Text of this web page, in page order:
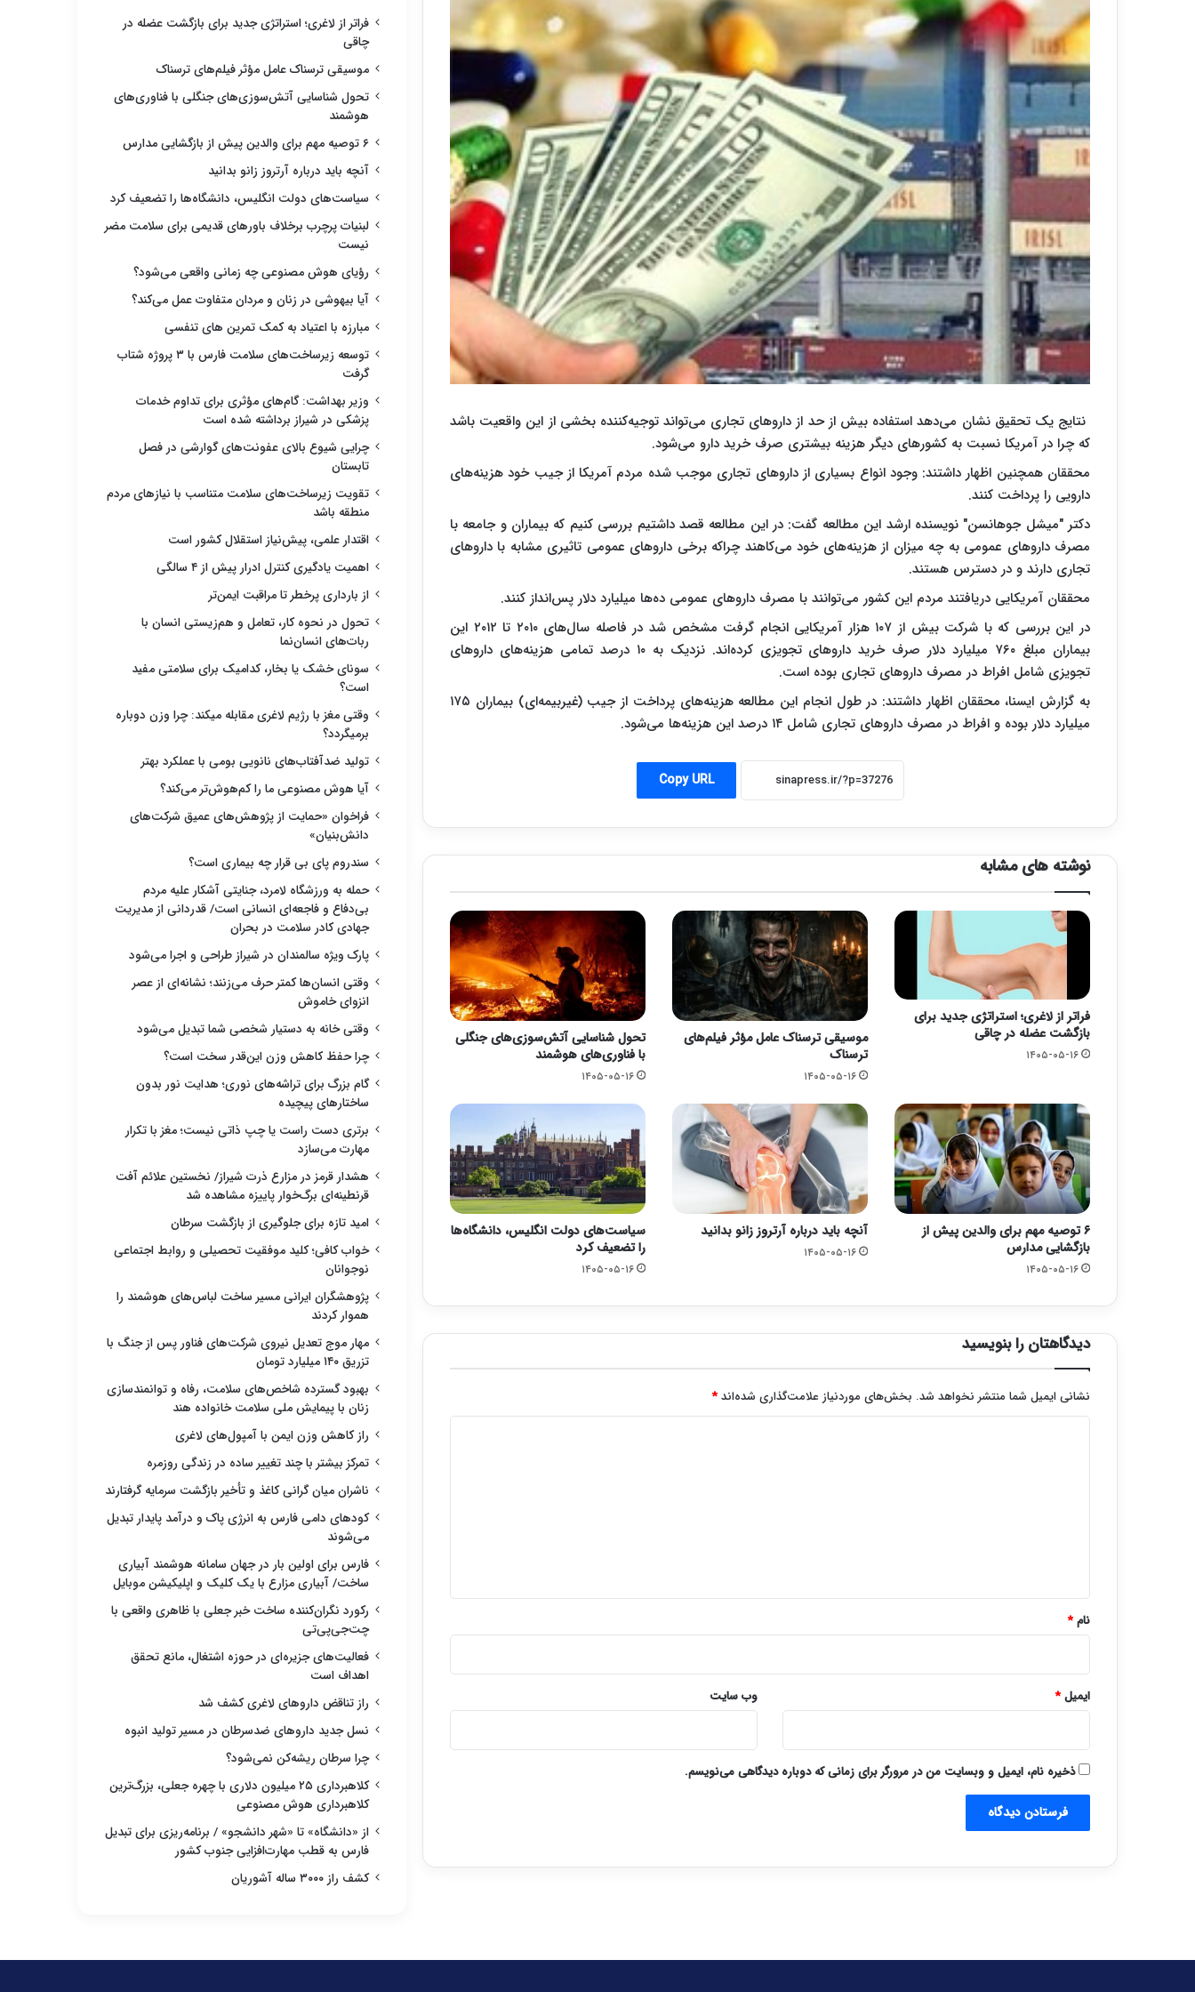
نتایج یک تحقیق نشان می‌دهد استفاده بیش از حد از داروهای تجاری می‌تواند توجیه‌کننده بخشی از این واقعیت باشد
که چرا در آمریکا نسبت به کشورهای دیگر هزینه بیشتری صرف خرید دارو می‌شود.
محققان همچنین اظهار داشتند: وجود انواع بسیاری از داروهای تجاری موجب شده مردم آمریکا از جیب خود هزینه‌های
دارویی را پرداخت کنند.
دکتر "میشل جوهانسن" نویسنده ارشد این مطالعه گفت: در این مطالعه قصد داشتیم بررسی کنیم که بیماران و جامعه با
مصرف داروهای عمومی به چه میزان از هزینه‌های خود می‌کاهند چراکه برخی داروهای عمومی تاثیری مشابه با داروهای
تجاری دارند و در دسترس هستند.
محققان آمریکایی دریافتند مردم این کشور می‌توانند با مصرف داروهای عمومی ده‌ها میلیارد دلار پس‌انداز کنند.
در این بررسی که با شرکت بیش از ۱۰۷ هزار آمریکایی انجام گرفت مشخص شد در فاصله سال‌های ۲۰۱۰ تا ۲۰۱۲ این
بیماران مبلغ ۷۶۰ میلیارد دلار صرف خرید داروهای تجویزی کرده‌اند. نزدیک به ۱۰ درصد تمامی هزینه‌های داروهای
تجویزی شامل افراط در مصرف داروهای تجاری بوده است.
به گزارش ایسنا، محققان اظهار داشتند: در طول انجام این مطالعه هزینه‌های پرداخت از جیب (غیربیمه‌ای) بیماران ۱۷۵
میلیارد دلار بوده و افراط در مصرف داروهای تجاری شامل ۱۴ درصد این هزینه‌ها می‌شود.
Copy URL
نوشته های مشابه
فراتر از لاغری؛ استراتژی جدید برای
بازگشت عضله در چاقی
۱۴۰۵-۰۵-۱۶
موسیقی ترسناک عامل مؤثر فیلم‌های
ترسناک
۱۴۰۵-۰۵-۱۶
تحول شناسایی آتش‌سوزی‌های جنگلی
با فناوری‌های هوشمند
۱۴۰۵-۰۵-۱۶
۶ توصیه مهم برای والدین پیش از
بازگشایی مدارس
۱۴۰۵-۰۵-۱۶
آنچه باید درباره آرتروز زانو بدانید
۱۴۰۵-۰۵-۱۶
سیاست‌های دولت انگلیس، دانشگاه‌ها
را تضعیف کرد
۱۴۰۵-۰۵-۱۶
دیدگاهتان را بنویسید
نشانی ایمیل شما منتشر نخواهد شد. بخش‌های موردنیاز علامت‌گذاری شده‌اند*
نام*
ایمیل* وب‌ سایت
ذخیره نام، ایمیل و وبسایت من در مرورگر برای زمانی که دوباره دیدگاهی می‌نویسم.
فراتر از لاغری؛ استراتژی جدید برای بازگشت عضله در
چاقی
موسیقی ترسناک عامل مؤثر فیلم‌های ترسناک
تحول شناسایی آتش‌سوزی‌های جنگلی با فناوری‌های
هوشمند
۶ توصیه مهم برای والدین پیش از بازگشایی مدارس
آنچه باید درباره آرتروز زانو بدانید
سیاست‌های دولت انگلیس، دانشگاه‌ها را تضعیف کرد
لبنیات پرچرب برخلاف باورهای قدیمی برای سلامت مضر
نیست
رؤیای هوش مصنوعی چه زمانی واقعی می‌شود؟
آیا بیهوشی در زنان و مردان متفاوت عمل می‌کند؟
مبارزه با اعتیاد به کمک تمرین های تنفسی
توسعه زیرساخت‌های سلامت فارس با ۳ پروژه شتاب
گرفت
وزیر بهداشت: گام‌های مؤثری برای تداوم خدمات
پزشکی در شیراز برداشته شده است
چرایی شیوع بالای عفونت‌های گوارشی در فصل
تابستان
تقویت زیرساخت‌های سلامت متناسب با نیازهای مردم
منطقه باشد
اقتدار علمی، پیش‌نیاز استقلال کشور است
اهمیت یادگیری کنترل ادرار پیش از ۴ سالگی
از بارداری پرخطر تا مراقبت ایمن‌تر
تحول در نحوه کار، تعامل و هم‌زیستی انسان با
ربات‌های انسان‌نما
سونای خشک یا بخار، کدامیک برای سلامتی مفید
است؟
وقتی مغز با رژیم لاغری مقابله میکند: چرا وزن دوباره
برمیگردد؟
تولید ضدآفتاب‌های نانویی بومی با عملکرد بهتر
آیا هوش مصنوعی ما را کم‌هوش‌تر می‌کند؟
فراخوان «حمایت از پژوهش‌های عمیق شرکت‌های
دانش‌بنیان»
سندروم پای بی قرار چه بیماری است؟
حمله به ورزشگاه لامرد، جنایتی آشکار علیه مردم
بی‌دفاع و فاجعه‌ای انسانی است/ قدردانی از مدیریت
جهادی کادر سلامت در بحران
پارک ویژه سالمندان در شیراز طراحی و اجرا می‌شود
وقتی انسان‌ها کمتر حرف می‌زنند؛ نشانه‌ای از عصر
انزوای خاموش
وقتی خانه به دستیار شخصی شما تبدیل می‌شود
چرا حفظ کاهش وزن این‌قدر سخت است؟
گام بزرگ برای تراشه‌های نوری؛ هدایت نور بدون
ساختارهای پیچیده
برتری دست راست یا چپ ذاتی نیست؛ مغز با تکرار
مهارت می‌سازد
هشدار قرمز در مزارع ذرت شیراز/ نخستین علائم آفت
قرنطینه‌ای برگ‌خوار پاییزه مشاهده شد
امید تازه برای جلوگیری از بازگشت سرطان
خواب کافی؛ کلید موفقیت تحصیلی و روابط اجتماعی
نوجوانان
پژوهشگران ایرانی مسیر ساخت لباس‌های هوشمند را
هموار کردند
مهار موج تعدیل نیروی شرکت‌های فناور پس از جنگ با
تزریق ۱۴۰ میلیارد تومان
بهبود گسترده شاخص‌های سلامت، رفاه و توانمندسازی
زنان با پیمایش ملی سلامت خانواده هند
راز کاهش وزن ایمن با آمپول‌های لاغری
تمرکز بیشتر با چند تغییر ساده در زندگی روزمره
ناشران میان گرانی کاغذ و تأخیر بازگشت سرمایه گرفتارند
کودهای دامی فارس به انرژی پاک و درآمد پایدار تبدیل
می‌شوند
فارس برای اولین بار در جهان سامانه هوشمند آبیاری
ساخت/ آبیاری مزارع با یک کلیک و اپلیکیشن موبایل
رکورد نگران‌کننده ساخت خبر جعلی با ظاهری واقعی با
چت‌جی‌پی‌تی
فعالیت‌های جزیره‌ای در حوزه اشتغال، مانع تحقق
اهداف است
راز تناقض داروهای لاغری کشف شد
نسل جدید داروهای ضدسرطان در مسیر تولید انبوه
چرا سرطان ریشه‌کن نمی‌شود؟
کلاهبرداری ۲۵ میلیون دلاری با چهره جعلی، بزرگ‌ترین
کلاهبرداری هوش مصنوعی
از «دانشگاه» تا «شهر دانشجو» / برنامه‌ریزی برای تبدیل
فارس به قطب مهارت‌افزایی جنوب کشور
کشف راز ۳۰۰۰ ساله آشوریان